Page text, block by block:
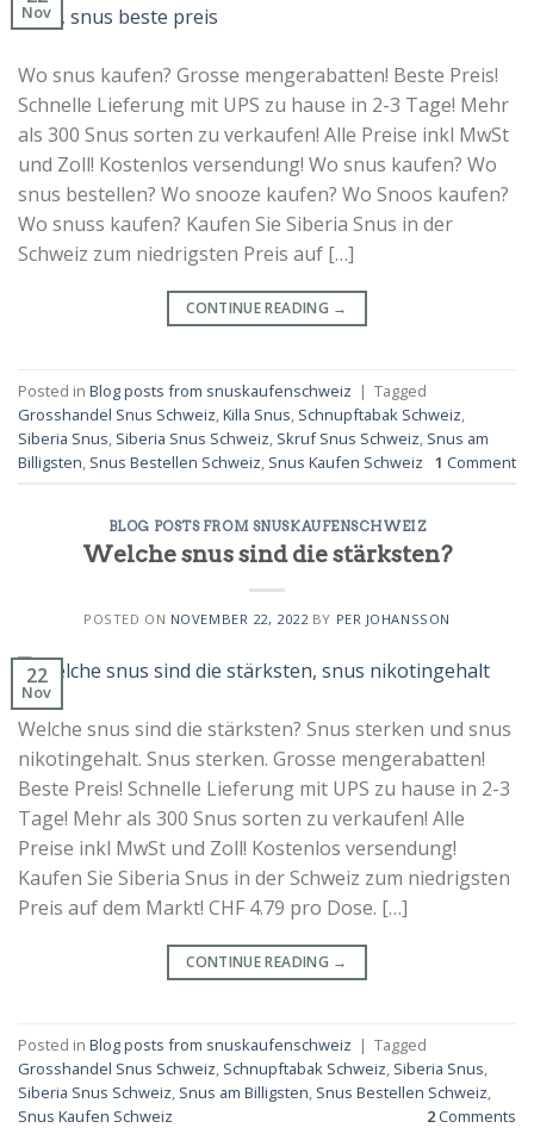
Nov
Wo snus kaufen? Grosse mengerabatten! Beste Preis!
Schnelle Lieferung mit UPS zu hause in 2-3 Tage! Mehr
als 300 Snus sorten zu verkaufen! Alle Preise inkl MwSt
und Zoll! Kostenlos versendung! Wo snus kaufen? Wo
snus bestellen? Wo snooze kaufen? Wo Snoos kaufen?
Wo snuss kaufen? Kaufen Sie Siberia Snus in der
Schweiz zum niedrigsten Preis auf […]
CONTINUE READING →
Posted in Blog posts from snuskaufenschweiz | Tagged
Grosshandel Snus Schweiz,Killa Snus, Schnupftabak Schweiz,
Siberia Snus, Siberia Snus Schweiz, Skruf Snus Schweiz, Snus am
Billigsten, Snus Bestellen Schweiz, Snus Kaufen Schweiz 1 Comment
BLOG POSTS FROM SNUSKAUFENSCHWEIZ
Welche snus sind die stärksten?
POSTED ON NOVEMBER 22, 2022 BY PER JOHANSSON
22
Nov
Welche snus sind die stärksten? Snus sterken und snus
nikotingehalt. Snus sterken. Grosse mengerabatten!
Beste Preis! Schnelle Lieferung mit UPS zu hause in 2-3
Tage! Mehr als 300 Snus sorten zu verkaufen! Alle
Preise inkl MwSt und Zoll! Kostenlos versendung!
Kaufen Sie Siberia Snus in der Schweiz zum niedrigsten
Preis auf dem Markt! CHF 4.79 pro Dose. […]
CONTINUE READING →
Posted in Blog posts from snuskaufenschweiz | Tagged
Grosshandel Snus Schweiz Schnupftabak Schweiz Siberia Snus
Siberia Snus Schweiz Snus am Billigsten Snus Bestellen Schweiz
Snus Kaufen Schweiz
2 Comments